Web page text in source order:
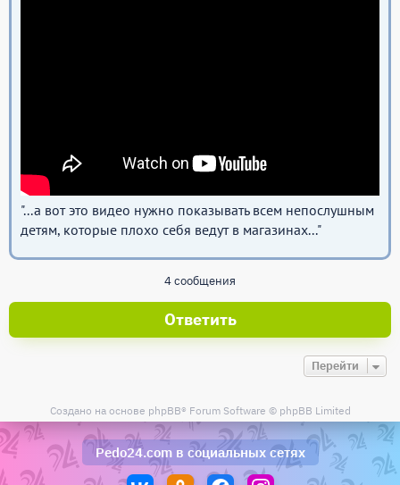
"...а вот это видео нужно показывать всем непослушным
детям, которые плохо себя ведут в магазинах..."
4 сообщения
Ответить
Перейти
Создано на основе phpBB® Forum Software © phpBB Limited
Pedo24.comв социальных сетях